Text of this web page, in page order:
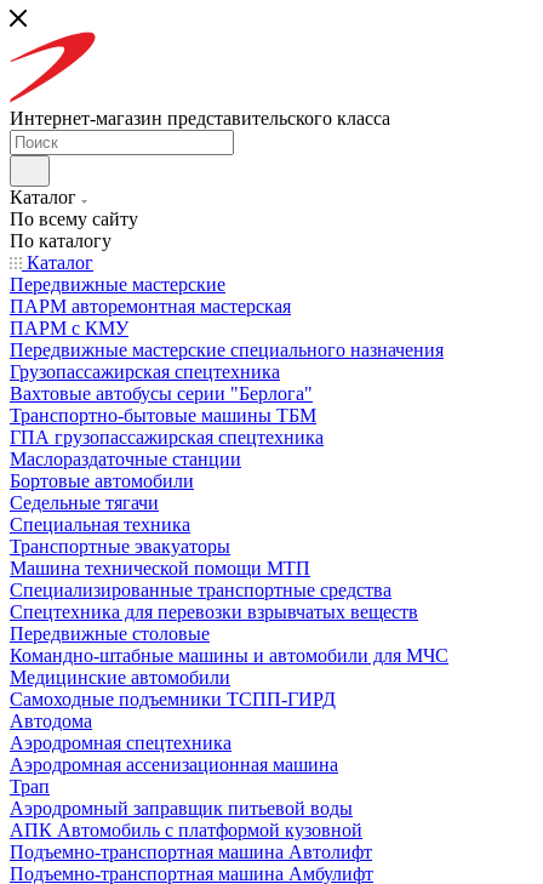
Интернет-магазин представительского класса
Каталог
По всему сайту
По каталогу
Каталог
Передвижные мастерские
ПАРМ авторемонтная мастерская
ПАРМ с КМУ
Передвижные мастерские специального назначения
Грузопассажирская спецтехника
Вахтовые автобусы серии "Берлога"
Транспортно-бытовые машины ТБМ
ГПА грузопассажирская спецтехника
Маслораздаточные станции
Бортовые автомобили
Седельные тягачи
Специальная техника
Транспортные эвакуаторы
Машина технической помощи МТП
Специализированные транспортные средства
Спецтехника для перевозки взрывчатых веществ
Передвижные столовые
Командно-штабные машины и автомобили для МЧС
Медицинские автомобили
Самоходные подъемники ТСПП-ГИРД
Автодома
Аэродромная спецтехника
Аэродромная ассенизационная машина
Трап
Аэродромный заправщик питьевой воды
АПК Автомобиль с платформой кузовной
Подъемно-транспортная машина Автолифт
Подъемно-транспортная машина Амбулифт